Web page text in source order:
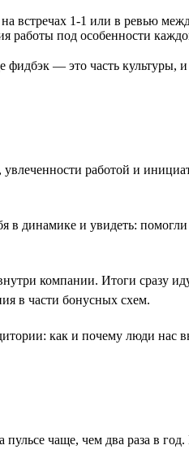
встречах 1-1 или в ревью
работы под особенности
— это часть
работой и
динамике и увидеть:
компании. Итоги сразу
в части бонусных схем.
как и почему люди нас
чаще, чем два раза в